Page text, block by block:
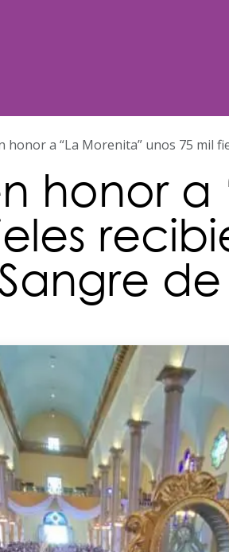
honor a “La Morenita” unos 75 mil
honor a
de